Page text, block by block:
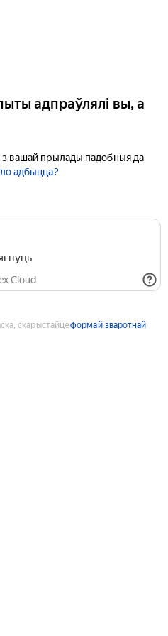
адпраўлялі вы, а
вашай прылады падобныя да
адбыцца?
Cloud
скарыстайцеформай зваротнай